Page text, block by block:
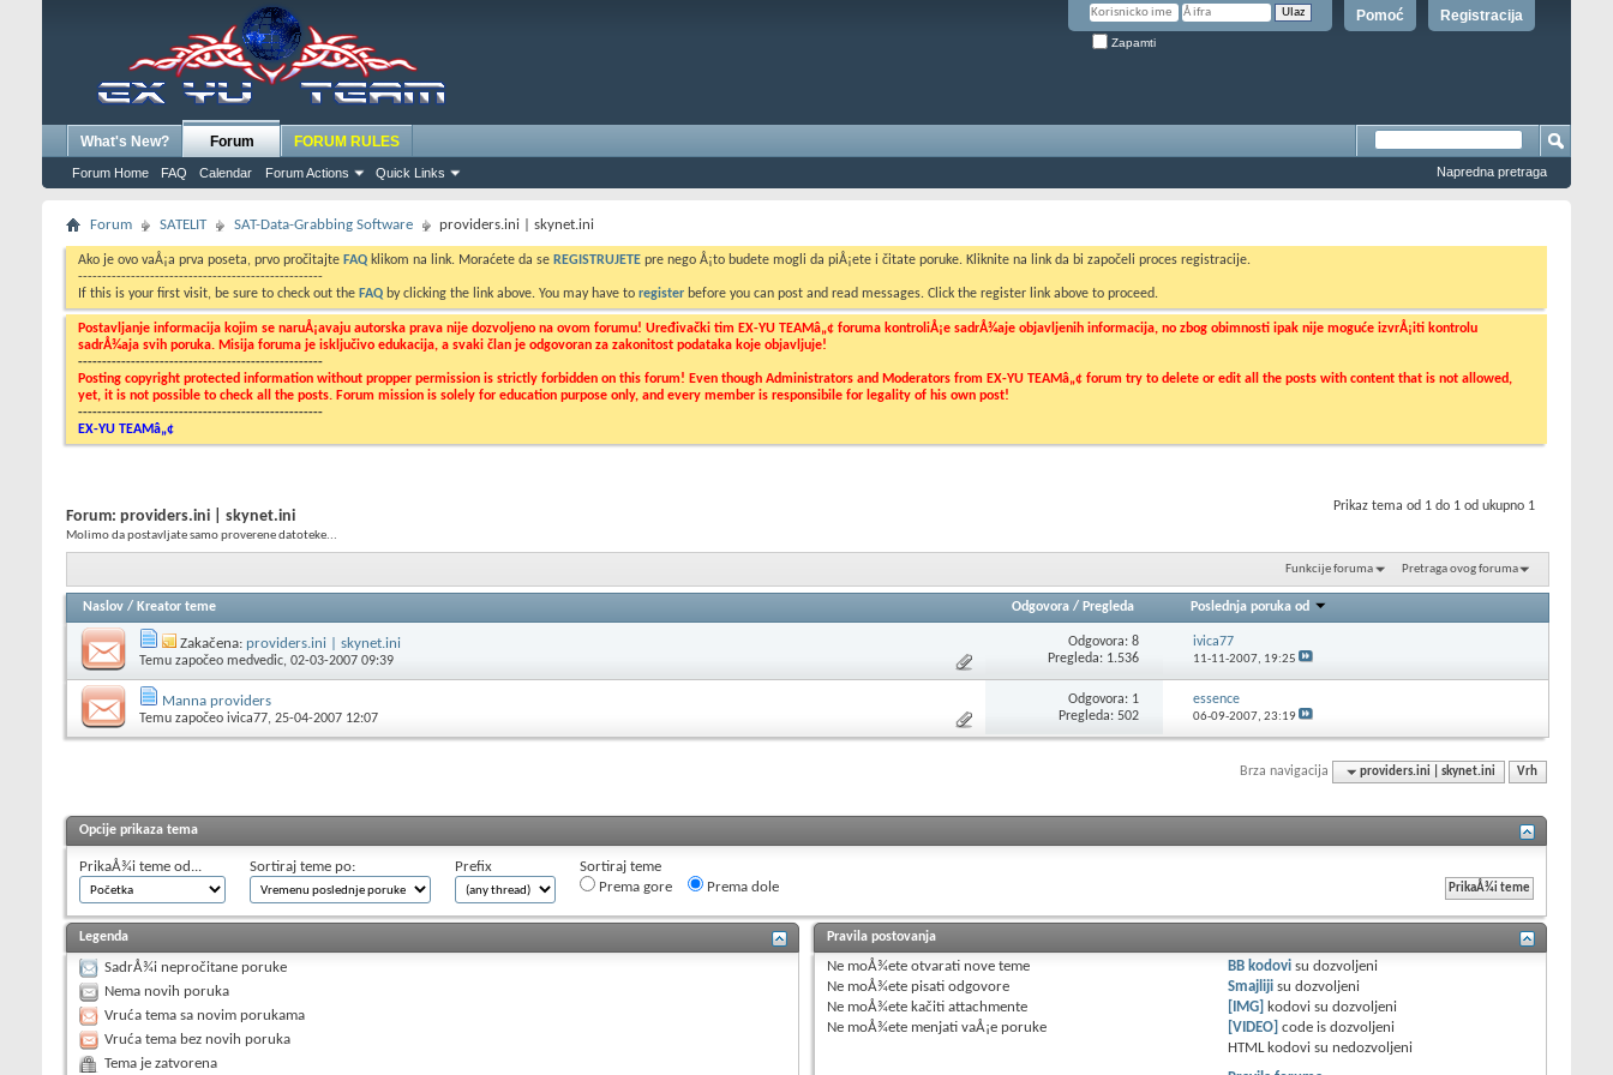
Registracija
Pomoć
Zapamti
What's New? Forum
Forum Home FAQ Calendar Forum Actions Quick Links
FORUM RULES
Napredna pretraga
Forum SATELIT SAT-Data-Grabbing Software providers.ini | skynet.ini
Ako je ovo vaÅ¡a prva poseta, prvo pročitajte FAQ klikom na link. Moraćete da se REGISTRUJETE pre nego Å¡to budete mogli da piÅ¡ete i čitate poruke. Kliknite na link da bi započeli proces registracije.
---------------------------------------------------
If this is your first visit, be sure to check out the FAQ by clicking the link above. You may have to register before you can post and read messages. Click the register link above to proceed.
Postavljanje informacija kojim se naruÅ¡avaju autorska prava nije dozvoljeno na ovom forumu! Uređivački tim EX-YU TEAMâ„¢ foruma kontroliÅ¡e sadrÅ¾aje objavljenih informacija, no zbog obimnosti ipak nije moguće izvrÅ¡iti kontrolu
sadrÅ¾aja svih poruka. Misija foruma je isključivo edukacija, a svaki član je odgovoran za zakonitost podataka koje objavljuje!
---------------------------------------------------
Posting copyright protected information without propper permission is strictly forbidden on this forum! Even though Administrators and Moderators from EX-YU TEAMâ„¢ forum try to delete or edit all the posts with content that is not allowed,
yet, it is not possible to check all the posts. Forum mission is solely for education purpose only, and every member is responsibile for legality of his own post!
---------------------------------------------------
EX-YU TEAMâ„¢
Prikaz tema od 1 do 1 od ukupno 1
Forum: providers.ini | skynet.ini
Molimo da postavljate samo proverene datoteke...
Funkcije foruma Pretraga ovog foruma
Naslov / Kreator teme Odgovora / Pregleda Poslednja poruka od
Zakačena: providers.ini | skynet.ini
Temu započeo medvedic, 02-03-2007 09:39
Odgovora: 8
Pregleda: 1.536
ivica77
11-11-2007, 19:25
Manna providers
Temu započeo ivica77, 25-04-2007 12:07
Odgovora: 1
Pregleda: 502
essence
06-09-2007, 23:19
Brza navigacija providers.ini | skynet.ini Vrh
Opcije prikaza tema
PrikaÅ¾i teme od... Sortiraj teme po: Prefix
Sortiraj teme
Prema gore
Prema dole
Legenda
SadrÅ¾i nepročitane poruke
Nema novih poruka
Vruća tema sa novim porukama
Vruća tema bez novih poruka
Tema je zatvorena
Pravila postovanja
Ne moÅ¾ete otvarati nove teme
Ne moÅ¾ete pisati odgovore
Ne moÅ¾ete kačiti attachmente
Ne moÅ¾ete menjati vaÅ¡e poruke
BB kodovi sudozvoljeni
Smajliji sudozvoljeni
[IMG] kodovi sudozvoljeni
[VIDEO] code isdozvoljeni
HTML kodovi su nedozvoljeni